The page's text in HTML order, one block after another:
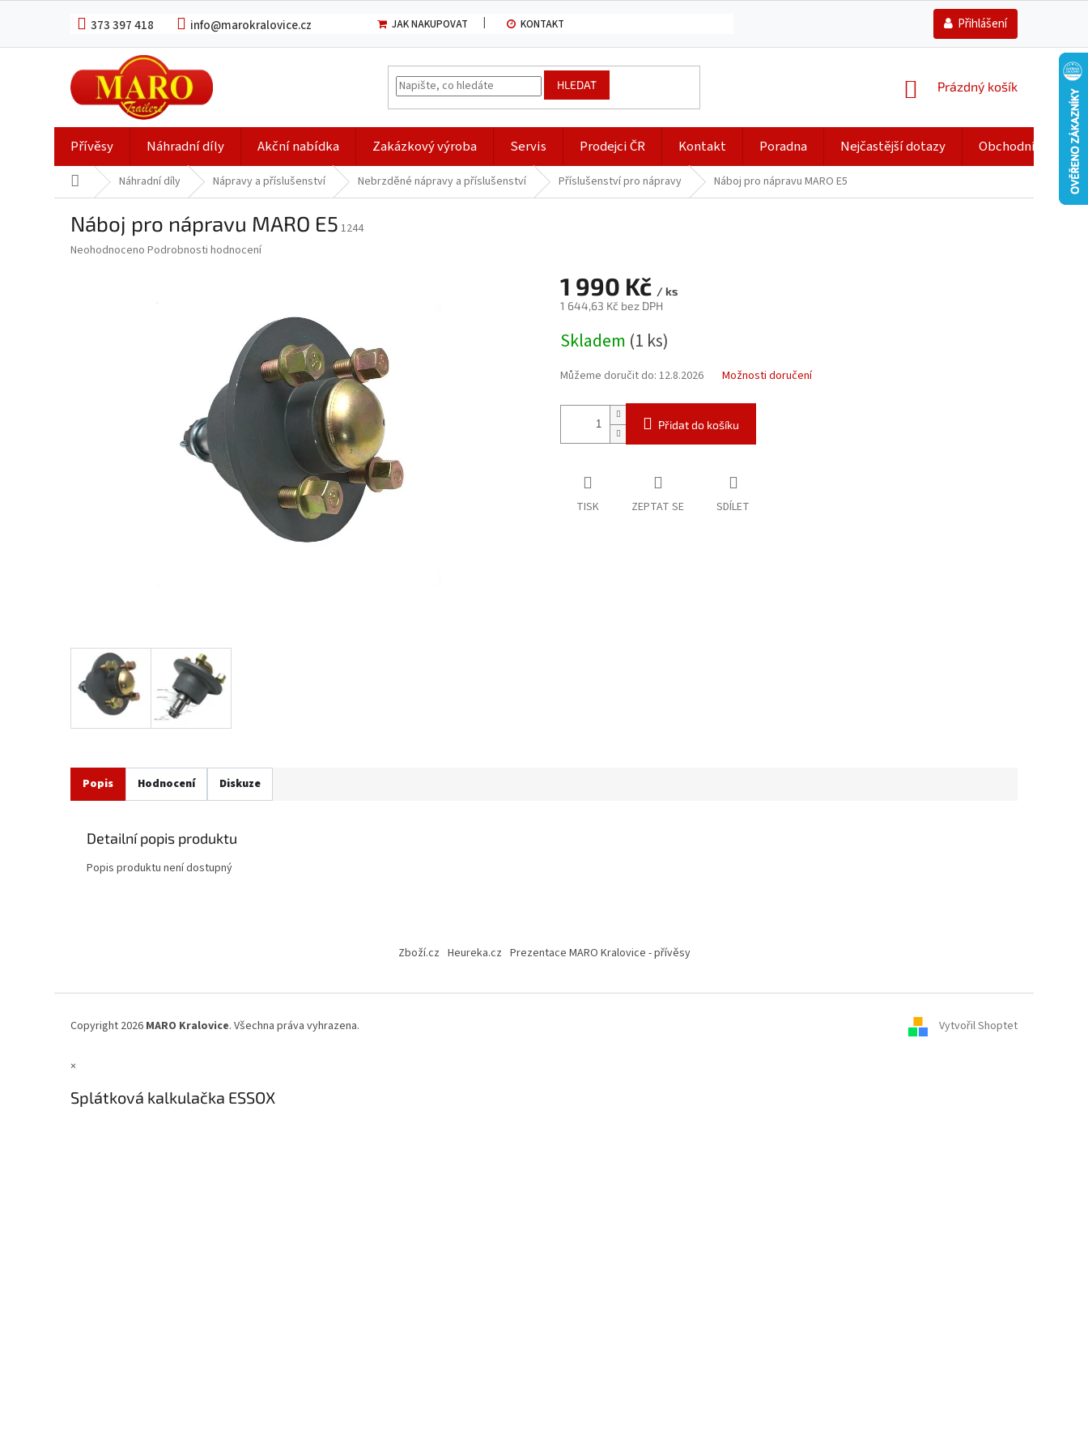
373 397 418 info@marokralovice.cz JAK NAKUPOVAT KONTAKT Přihlášení
HLEDAT
NÁKUPNÍ
Prázdný košík
Přívěsy Náhradní díly Akční nabídka Zakázkový výroba Servis Prodejci ČR Kontakt Poradna Nejčastější dotazy Obchodní
Domů Náhradní díly Nápravy a příslušenství Nebrzděné nápravy a příslušenství Příslušenství pro nápravy Náboj pro nápravu MARO E5
Náboj pro nápravu MARO E5 1244
Průměrné
Neohodnoceno Podrobnosti hodnocení
1 990 Kč / ks
1 644,63 Kč bez DPH
cena:
Skladem (1 ks)
Můžeme doručit do: 12.8.2026 Možnosti doručení
Přidat do košíku
TISK ZEPTAT SE SDÍLET
Popis Hodnocení Diskuze
Detailní popis produktu
Popis produktu není dostupný
Zboží.cz Heureka.cz Prezentace MARO Kralovice - přívěsy
Vytvořil Shoptet
Copyright 2026 MARO Kralovice. Všechna práva vyhrazena.
×
Splátková kalkulačka ESSOX